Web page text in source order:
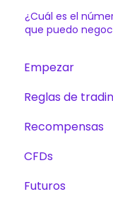
¿Cuál es el
que puedo
Empezar
Primeros
The Trading
Compras
Productos
Reglas de
Reglas
CFD
Futuros
Recompensas
Comisiones
Métodos de
CFDs
Productos
Futuros